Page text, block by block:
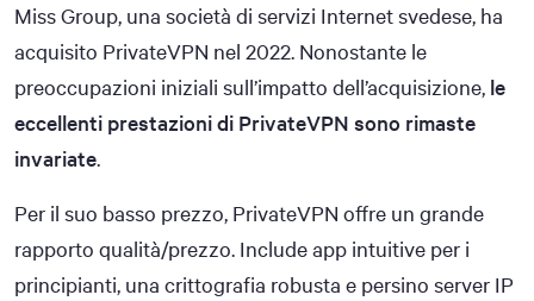
Miss Group, una società di servizi Internet svedese, ha
acquisito PrivateVPN nel 2022. Nonostante le
preoccupazioni iniziali sull’impatto dell’acquisizione, le
eccellenti prestazioni di PrivateVPN sono rimaste
invariate.
Per il suo basso prezzo, PrivateVPN offre un grande
rapporto qualità/prezzo. Include app intuitive per i
principianti, una crittografia robusta e persino server IP